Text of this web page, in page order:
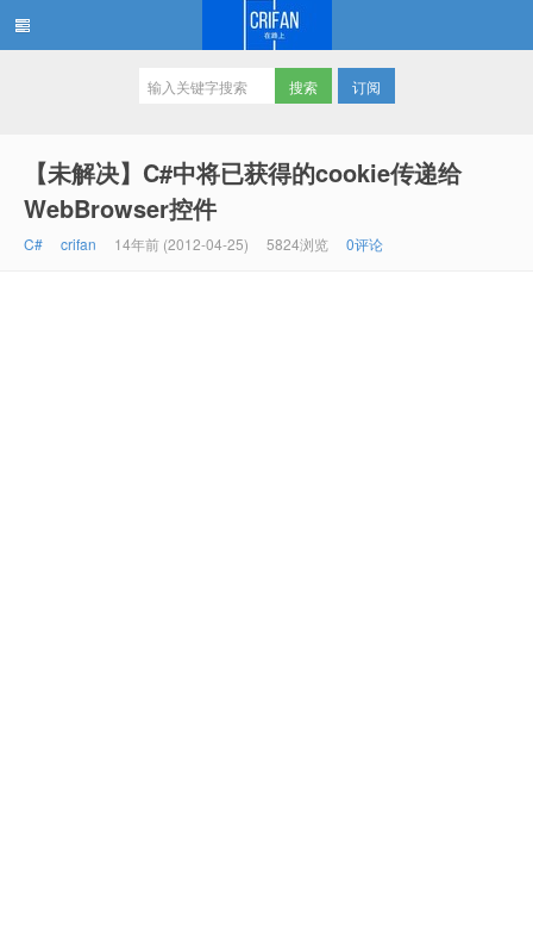
订阅
【未解决】C#中将已获得的cookie传递给
WebBrowser控件
C# crifan 14年前 (2012-04-25) 5824浏览 0评论